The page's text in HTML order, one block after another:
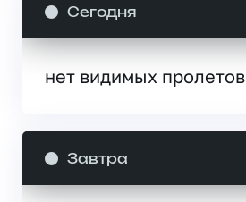
Сегодня
нет видимых пролетов
Завтра